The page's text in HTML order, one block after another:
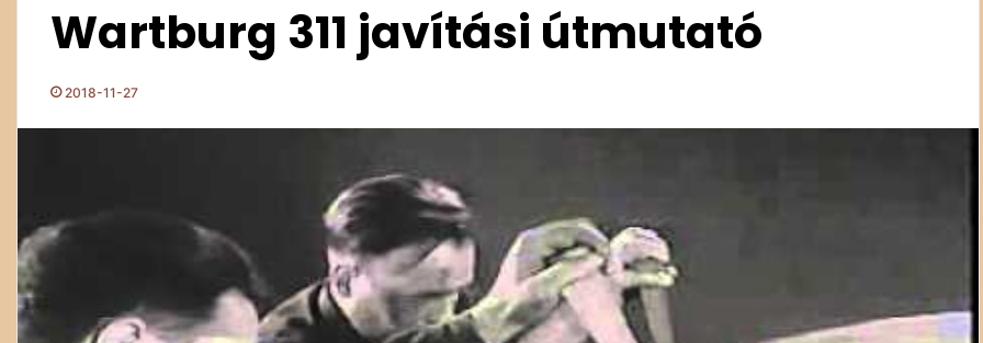
Wartburg 311 javítási útmutató
2018-11-27